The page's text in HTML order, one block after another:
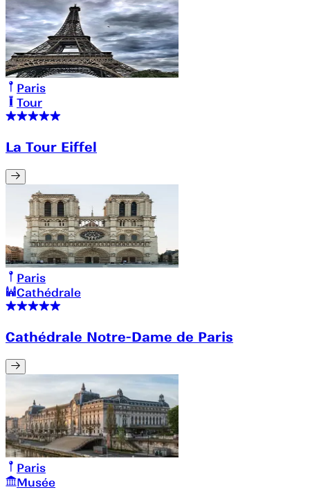
Paris
Tour
La Tour Eiffel
Paris
Cathédrale
Cathédrale Notre-Dame de Paris
Paris
Musée